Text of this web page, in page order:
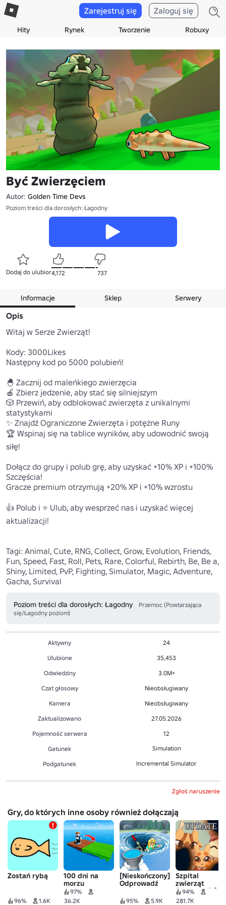
Hity Rynek Tworzenie Robuxy
Zarejestruj się Zaloguj się
Być Zwierzęciem
Autor: Golden Time Devs
Poziom treści dla dorosłych: Łagodny
Dodaj do ulubionych
4,172 737
Informacje Sklep Serwery
Opis
Witaj w Serze Zwierząt!
Kody: 3000Likes
Następny kod po 5000 polubień!
🐣 Zacznij od maleńkiego zwierzęcia
🍎 Zbierz jedzenie, aby stać się silniejszym
🎲 Przewiń, aby odblokować zwierzęta z unikalnymi
statystykami
✨ Znajdź Ograniczone Zwierzęta i potężne Runy
🏆 Wspinaj się na tablice wyników, aby udowodnić swoją
siłę!
Dołącz do grupy i polub grę, aby uzyskać +10% XP i +100%
Szczęścia!
Gracze premium otrzymują +20% XP i +10% wzrostu
👍 Polub i ⭐ Ulub, aby wesprzeć nas i uzyskać więcej
aktualizacji!
Tagi: Animal, Cute, RNG, Collect, Grow, Evolution, Friends,
Fun, Speed, Fast, Roll, Pets, Rare, Colorful, Rebirth, Be, Be a,
Shiny, Limited, PvP, Fighting, Simulator, Magic, Adventure,
Gacha, Survival
Poziom treści dla dorosłych: Łagodny
Przemoc (Powtarzająca
się/Łagodny poziom)
Aktywny
24
Ulubione
35,453
Odwiedziny
3.0M+
Czat głosowy
Nieobsługiwany
Kamera
Nieobsługiwany
Zaktualizowano
27.05.2026
Pojemność serwera
12
Gatunek
Simulation
Podgatunek Incremental Simulator
Zgłoś naruszenie
Gry, do których inne osoby również dołączają
Zostań rybą
96% 1.6K
100 dni na
morzu
97%
36.2K
[Nieskończony]
Odprowadź
jezioro
95% 5.9K
Szpital
zwierząt
(Anomalia) 🧪
94%
281.7K